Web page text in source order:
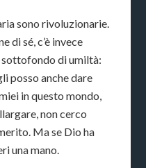
sono rivoluzionarie.
di sé, c’è invece
sottofondo di umiltà:
posso anche dare
in questo mondo,
non cerco
Ma se Dio ha
una mano.